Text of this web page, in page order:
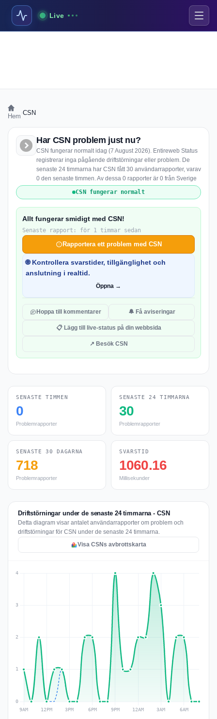
Live
Hem CSN
Har CSN problem just nu?
CSN fungerar normalt idag (7 August 2026). Entireweb Status
registrerar inga pågående driftstörningar eller problem. De
senaste 24 timmarna har CSN fått 30 användarrapporter, varav
0 den senaste timmen. Av dessa 0 rapporter är 0 från Sverige
CSN fungerar normalt
Allt fungerar smidigt med CSN!
Senaste rapport: för 1 timmar sedan
Rapportera ett problem med CSN
🌐 Kontrollera svarstider, tillgänglighet och
anslutning i realtid.
Öppna →
Hoppa till kommentarer 🔔 Få aviseringar
📋 Lägg till live-status på din webbsida
↗ Besök CSN
SENASTE TIMMEN
0
Problemrapporter
SENASTE 24 TIMMARNA
30
Problemrapporter
SENASTE 30 DAGARNA
718
Problemrapporter
SVARSTID
1060.16
Millisekunder
Driftstörningar under de senaste 24 timmarna - CSN
Detta diagram visar antalet användarrapporter om problem och
driftstörningar för CSN under de senaste 24 timmarna.
Visa CSNs avbrottskarta